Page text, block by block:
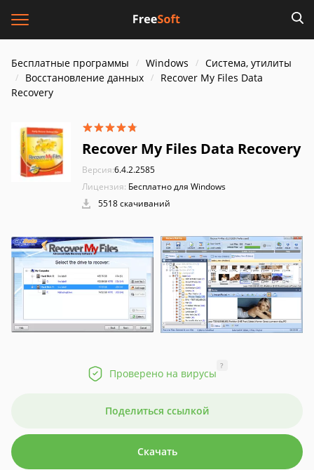
Бесплатные программы Windows
Система, утилиты
Восстановление данных
Recover My Files Data
Recovery
Recover My Files Data Recovery
Версия:6.4.2.2585
Лицензия: Бесплатно для Windows
5518 скачиваний
Проверено на вирусы
?
Поделиться ссылкой
Скачать